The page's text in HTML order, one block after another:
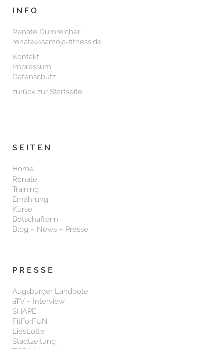
INFO
Renate Dumreicher
renate@samoja-fitness.de
Kontakt
Impressum
Datenschutz
zurück zur Startseite
SEITEN
Home
Renate
Training
Ernährung
Kurse
Botschafterin
Blog – News – Presse
PRESSE
Augsburger Landbote
aTV – Interview
SHAPE
FitForFUN
LiesLotte
Stadtzeitung